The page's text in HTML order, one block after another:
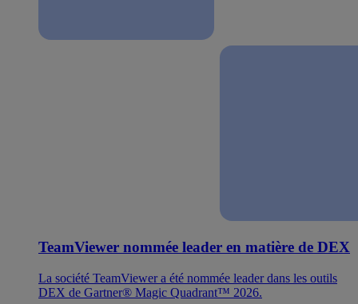
TeamViewer nommée leader en matière de DEX
La société TeamViewer a été nommée leader dans les outils
DEX de Gartner® Magic Quadrant™ 2026.